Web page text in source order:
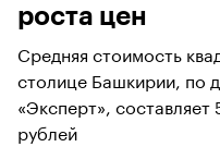
роста цен
Средняя стоимость
столице Башкирии, по
«Эксперт», составляет
рублей